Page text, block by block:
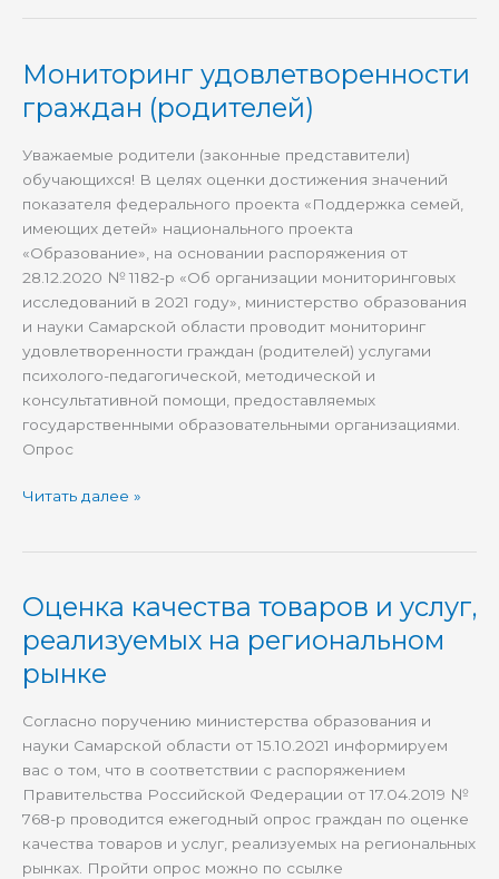
Мониторинг удовлетворенности
граждан (родителей)
Уважаемые родители (законные представители)
обучающихся! В целях оценки достижения значений
показателя федерального проекта «Поддержка семей,
имеющих детей» национального проекта
«Образование», на основании распоряжения от
28.12.2020 № 1182-р «Об организации мониторинговых
исследований в 2021 году», министерство образования
и науки Самарской области проводит мониторинг
удовлетворенности граждан (родителей) услугами
психолого-педагогической, методической и
консультативной помощи, предоставляемых
государственными образовательными организациями.
Опрос
Мониторинг
удовлетворенности
граждан
Читать далее »
Оценка качества товаров и услуг,
реализуемых на региональном
рынке
Согласно поручению министерства образования и
науки Самарской области от 15.10.2021 информируем
вас о том, что в соответствии с распоряжением
Правительства Российской Федерации от 17.04.2019 №
768-р проводится ежегодный опрос граждан по оценке
качества товаров и услуг, реализуемых на региональных
рынках. Пройти опрос можно по ссылке
Оценка
товаров
и
реализуемых
на
региональном
рынке